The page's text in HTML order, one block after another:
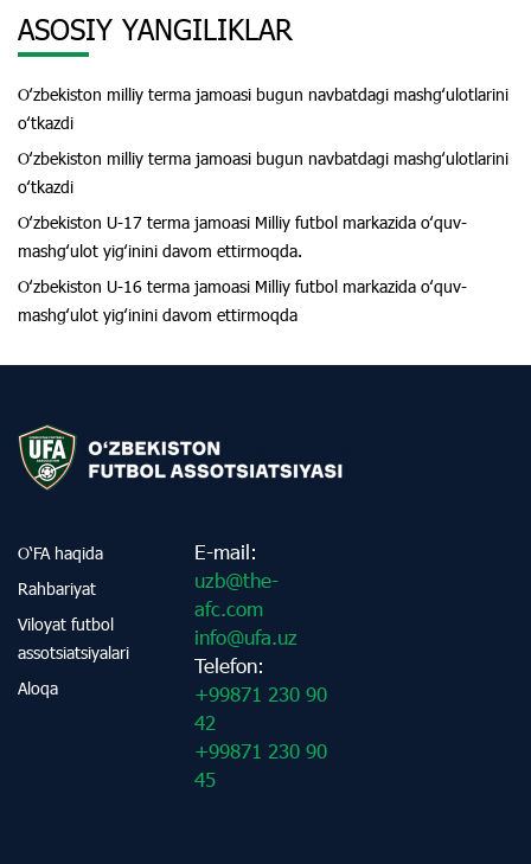
ASOSIY YANGILIKLAR
Oʻzbekiston milliy terma jamoasi bugun navbatdagi mashgʻulotlarini
oʻtkazdi
Oʻzbekiston milliy terma jamoasi bugun navbatdagi mashgʻulotlarini
oʻtkazdi
Oʻzbekiston U-17 terma jamoasi Milliy futbol markazida oʻquv-
mashgʻulot yigʻinini davom ettirmoqda.
Oʻzbekiston U-16 terma jamoasi Milliy futbol markazida oʻquv-
mashgʻulot yigʻinini davom ettirmoqda
O‘FA haqida
Rahbariyat
Viloyat futbol
assotsiatsiyalari
Aloqa
E-mail:
uzb@the-
afc.com
info@ufa.uz
Telefon:
+99871 230 90
42
+99871 230 90
45